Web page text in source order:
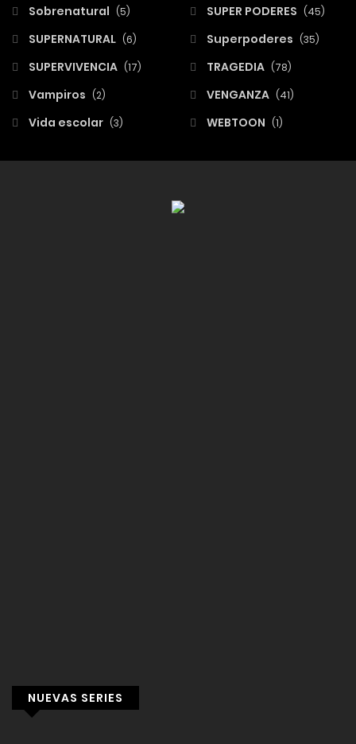
Sobrenatural (5) SUPER PODERES (45)
SUPERNATURAL (6) Superpoderes (35)
SUPERVIVENCIA (17) TRAGEDIA (78)
Vampiros (2) VENGANZA (41)
Vida escolar (3) WEBTOON (1)
NUEVAS SERIES